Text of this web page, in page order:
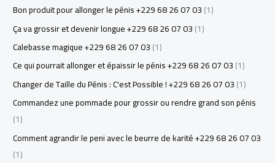
Bon produit pour allonger le pénis +229 68 26 07 03(1)
Ça va grossir et devenir longue +229 68 26 07 03(1)
Calebasse magique +229 68 26 07 03(1)
Ce qui pourrait allonger et épaissir le pénis +229 68 26 07 03(1)
Changer de Taille du Pénis : C'est Possible ! +229 68 26 07 03(1)
Commandez une pommade pour grossir ou rendre grand son pénis
(1)
Comment agrandir le peni avec le beurre de karité +229 68 26 07 03
(1)